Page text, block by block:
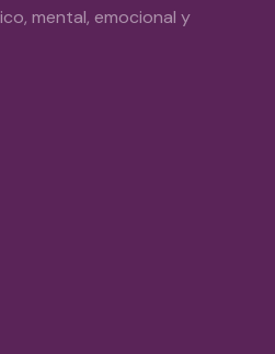
mental, emocional y